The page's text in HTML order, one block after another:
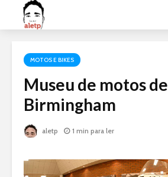
MOTOS E BIKES
Museu de motos de
Birmingham
aletp 1 min para ler